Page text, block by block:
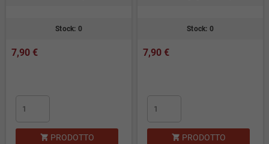
Stock: 0
7,90 €
 PRODOTTO
Stock: 0
7,90 €
 PRODOTTO